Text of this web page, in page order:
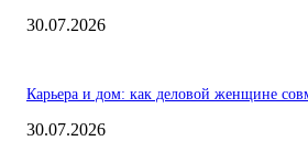
30.07.2026
Карьера и дом: как деловой женщине
30.07.2026